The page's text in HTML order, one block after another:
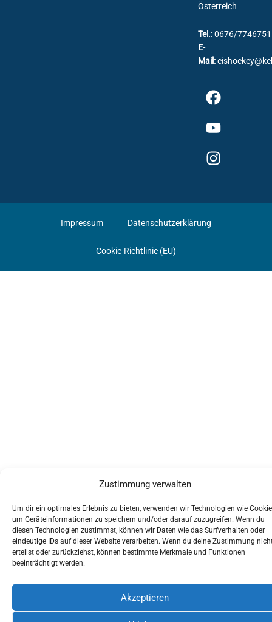
Zustimmung verwalten
Um dir ein optimales Erlebnis zu bieten, verwenden wir Technologien wie
um Geräteinformationen zu speichern und/oder darauf zuzugreifen. Wenn du
diesen Technologien zustimmst, können wir Daten wie das Surfverhalten oder
eindeutige IDs auf dieser Website verarbeiten. Wenn du deine Zustimmung
erteilst oder zurückziehst, können bestimmte Merkmale und Funktionen
beeinträchtigt werden.
Akzeptieren
Österreich
Tel.:0676/7746751
E-
Mail:
Impressum Datenschutzerklärung
Cookie-Richtlinie (EU)